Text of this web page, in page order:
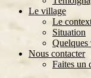
Le village
Le
Situation
Quelques
Nous contacter
Faites un